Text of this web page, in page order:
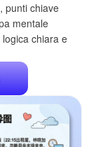
punti chiave
mentale
chiara e